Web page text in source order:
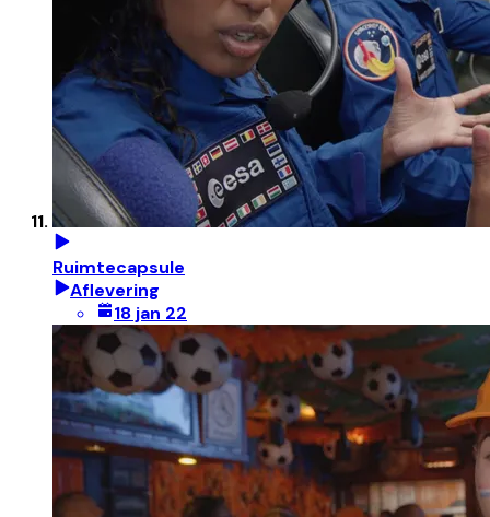
Ruimtecapsule
Aflevering
18 jan 22